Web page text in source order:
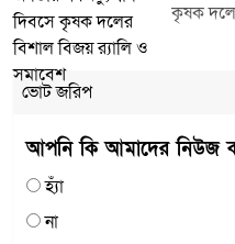
কৃষক
ভোট জরিপ
আপনি কি আমাদের নিউজ
হ্যাঁ
না